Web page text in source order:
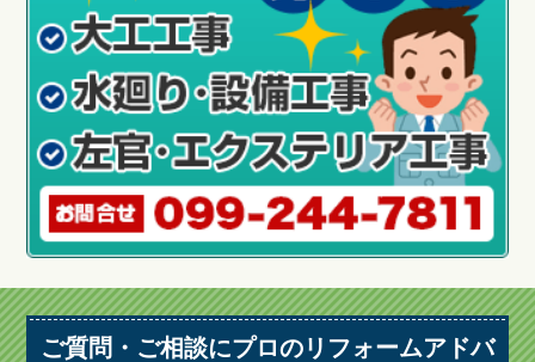
ご質問・ご相談にプロのリフォームアドバ